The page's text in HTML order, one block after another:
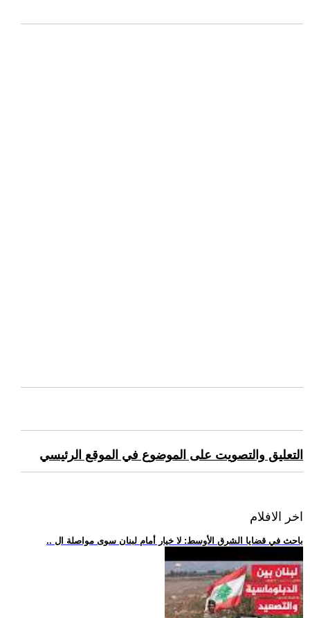
التعليق والتصويت على الموضوع في الموقع الرئيسي
اخر الافلام
.. باحث في قضايا الشرق الأوسط: لا خيار أمام لبنان سوى مواصلة ال